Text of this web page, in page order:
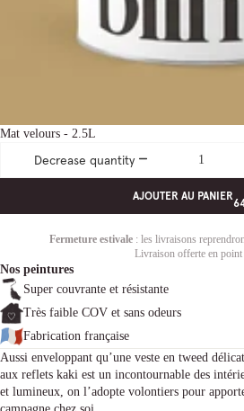
Mat velours - 2.5L
Decrease quantity
AJOUTER AU PANIER
Fermeture estivale : les livraisons
Livraison offerte en point
Nos peintures
Super couvrante et résistante
Très faible COV et sans odeurs
Fabrication française
Aussi enveloppant qu’une veste en tweed
aux reflets kaki est un incontournable des
et lumineux, on l’adopte volontiers pour